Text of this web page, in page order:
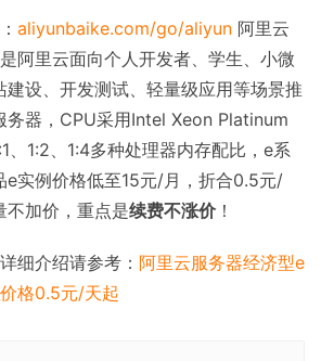
aliyunbaike.com/go/aliyun 阿里云
阿里云面向个人开发者、学生、小微
建设、开发测试、轻量级应用等场景推
务器，CPU采用Intel Xeon Platinum
、1:2、1:4多种处理器内存配比，e系
e实例价格低至15元/月，折合0.5元/
不加价，重点是续费不涨价！
细介绍请参考： 阿里云服务器经济型e
格0.5元/天起